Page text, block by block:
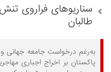
سناریوهای فراروی
طالبان
به‌رغم درخواست جامعه جهانی و
پاکستان بر اخراج اجباری